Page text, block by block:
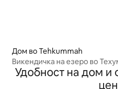
Дом во Tehkummah
Викендичка на езеро во
Удобност на дом и